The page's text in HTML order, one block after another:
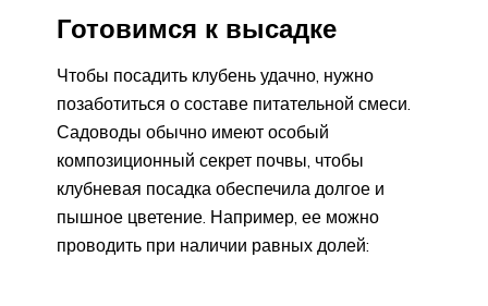
Готовимся к высадке
Чтобы посадить клубень удачно, нужно
позаботиться о составе питательной смеси.
Садоводы обычно имеют особый
композиционный секрет почвы, чтобы
клубневая посадка обеспечила долгое и
пышное цветение. Например, ее можно
проводить при наличии равных долей: